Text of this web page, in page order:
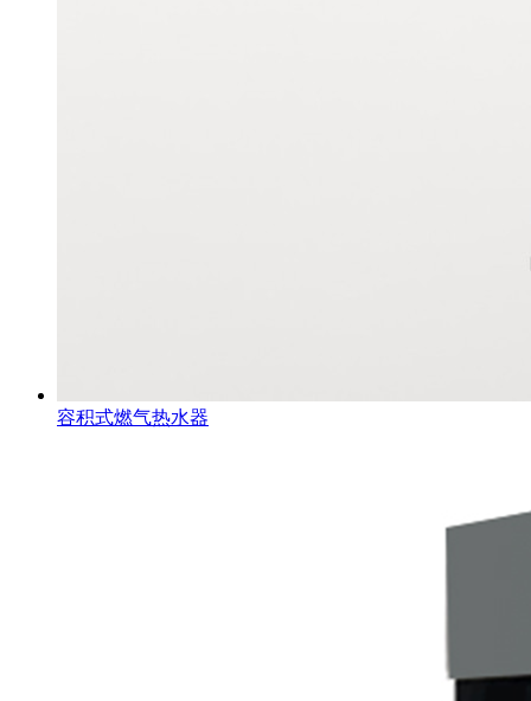
容积式燃气热水器